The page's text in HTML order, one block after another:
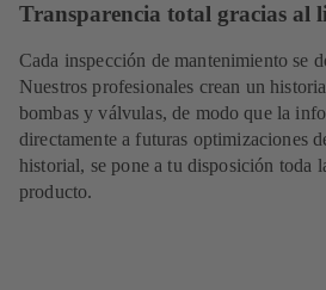
Transparencia total gracias al
Cada inspección de mantenimiento se
Nuestros profesionales crean un
bombas y válvulas, de modo que la
directamente a futuras optimizaciones
historial, se pone a tu disposición toda
producto.